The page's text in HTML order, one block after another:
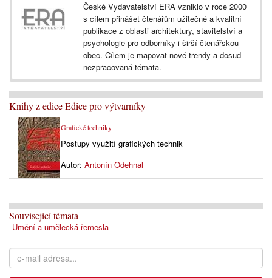
České Vydavatelství ERA vzniklo v roce 2000
s cílem přinášet čtenářům užitečné a kvalitní
publikace z oblasti architektury, stavitelství a
psychologie pro odborníky i širší čtenářskou
obec. Cílem je mapovat nové trendy a dosud
nezpracovaná témata.
Knihy z edice Edice pro výtvarníky
Grafické techniky
Postupy využití grafických technik
Autor: Antonín Odehnal
Související témata
Umění a umělecká řemesla